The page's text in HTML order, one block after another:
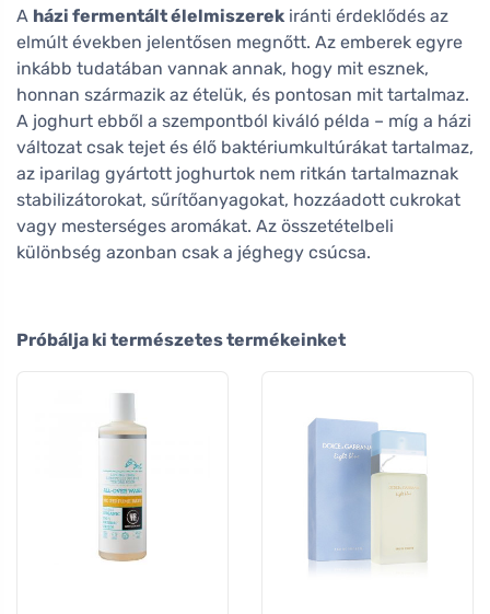
A házi fermentált élelmiszerek iránti érdeklődés az
elmúlt években jelentősen megnőtt. Az emberek egyre
inkább tudatában vannak annak, hogy mit esznek,
honnan származik az ételük, és pontosan mit tartalmaz.
A joghurt ebből a szempontból kiváló példa – míg a házi
változat csak tejet és élő baktériumkultúrákat tartalmaz,
az iparilag gyártott joghurtok nem ritkán tartalmaznak
stabilizátorokat, sűrítőanyagokat, hozzáadott cukrokat
vagy mesterséges aromákat. Az összetételbeli
különbség azonban csak a jéghegy csúcsa.
Próbálja ki természetes termékeinket